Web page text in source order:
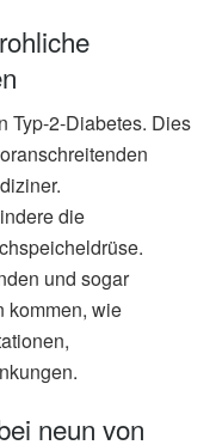
Typ-2-Diabetes. Dies
die
und sogar
kommen, wie
neun von